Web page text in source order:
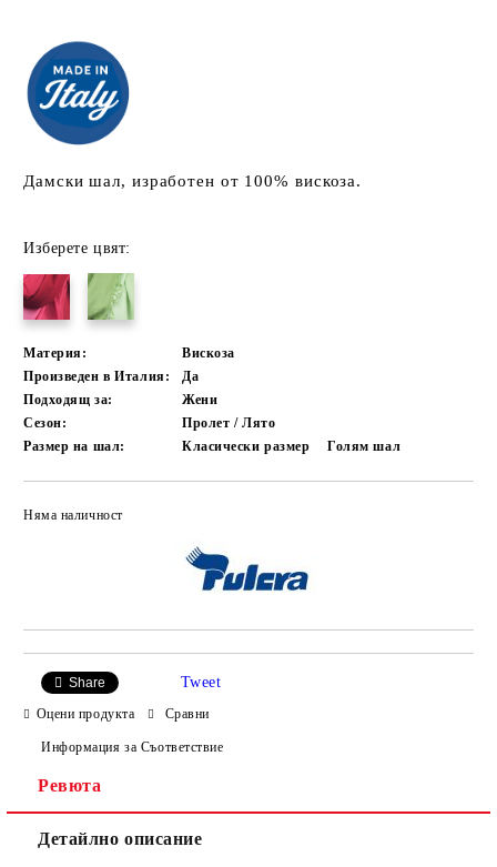
Дамски шал, изработен от 100% вискоза.
Изберете цвят:
Материя:
Вискоза
Произведен в Италия:
Да
Подходящ за:
Жени
Сезон:
Пролет / Лято
Размер на шал:
Класически размер Голям шал
Няма наличност
Share Tweet
Оцени продукта Сравни
Информация за Съответствие
Ревюта
Детайлно описание